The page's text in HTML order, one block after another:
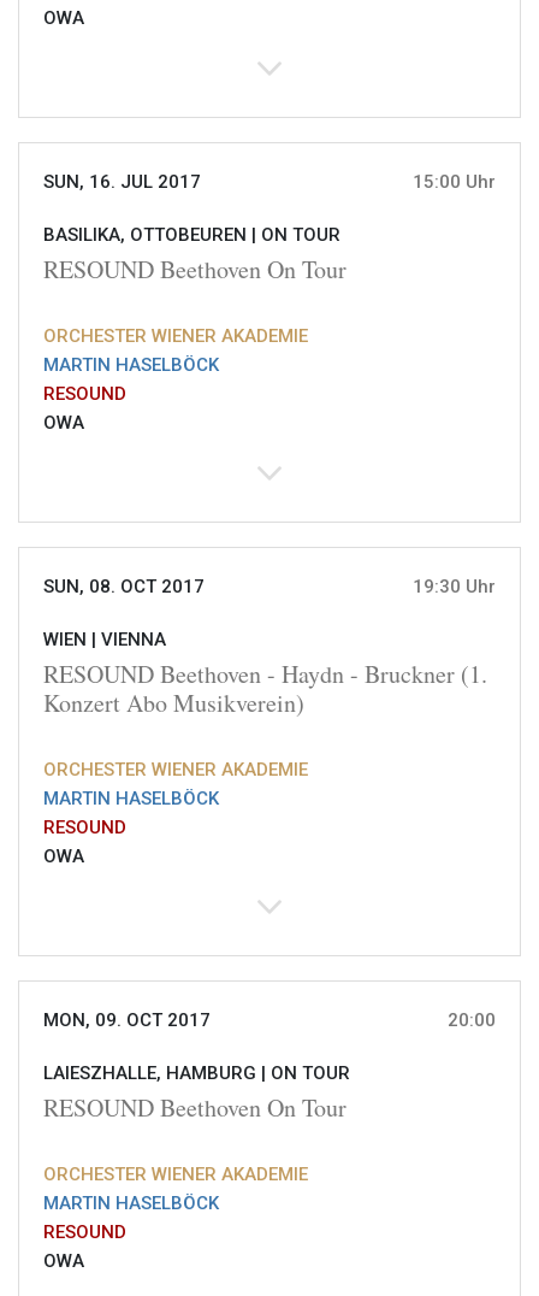
OWA
SUN, 16. JUL 2017 15:00 Uhr
BASILIKA, OTTOBEUREN | ON TOUR
RESOUND Beethoven On Tour
ORCHESTER WIENER AKADEMIE
MARTIN HASELBÖCK
RESOUND
OWA
SUN, 08. OCT 2017 19:30 Uhr
WIEN | VIENNA
RESOUND Beethoven - Haydn - Bruckner (1.
Konzert Abo Musikverein)
ORCHESTER WIENER AKADEMIE
MARTIN HASELBÖCK
RESOUND
OWA
MON, 09. OCT 2017 20:00
LAIESZHALLE, HAMBURG | ON TOUR
RESOUND Beethoven On Tour
ORCHESTER WIENER AKADEMIE
MARTIN HASELBÖCK
RESOUND
OWA